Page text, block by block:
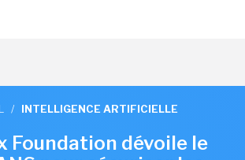
/ INTELLIGENCE ARTIFICIELLE
Foundation dévoile le